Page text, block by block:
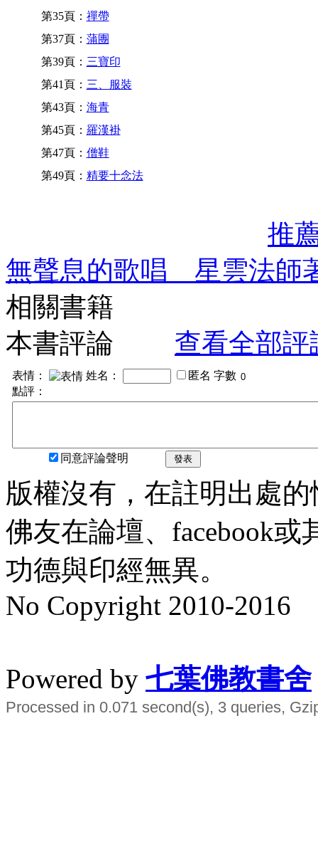
第35頁： 禪帶
第37頁： 蒲團
第39頁： 三寶印
第41頁： 三、服裝
第43頁： 海青
第45頁： 羅漢褂
第47頁： 僧鞋
第49頁： 精要十念法
推
無聲息的歌唱 星雲法師
相關書籍
本書評論
查看全部評
表情： 姓名： 匿名 字數
點評：
同意評論聲明 發表
版權沒有，在註明出處
佛友在論壇、facebook
功德與印經無異。
No Copyright 2010-2016
Powered by 七葉佛教書舍
Processed in 0.071 second(s), 3 queries,